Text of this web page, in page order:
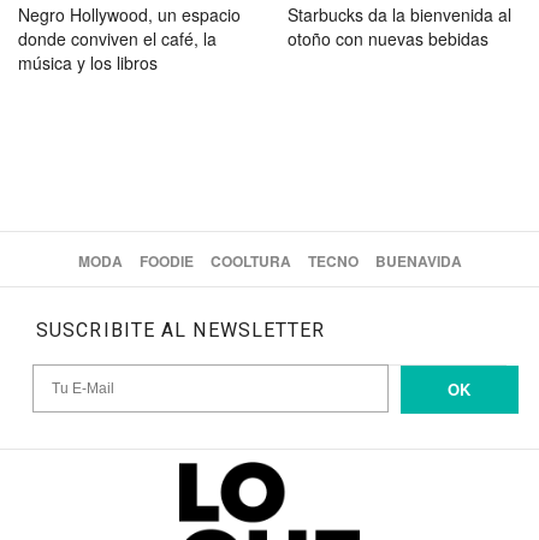
Negro Hollywood, un espacio
donde conviven el café, la
música y los libros
Starbucks da la bienvenida al
otoño con nuevas bebidas
MODA FOODIE COOLTURA TECNO BUENAVIDA
SUSCRIBITE AL NEWSLETTER
OK